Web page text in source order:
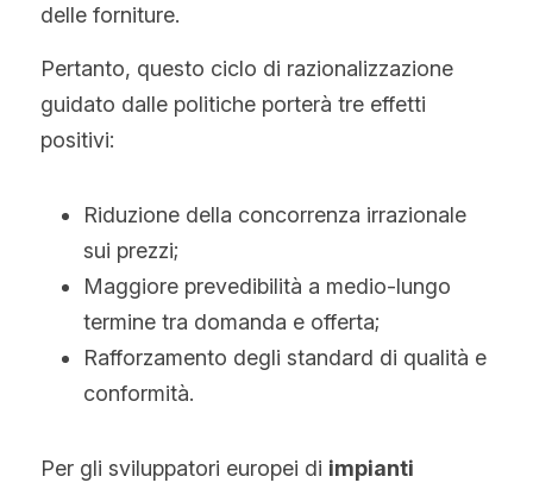
delle forniture.
Pertanto, questo ciclo di razionalizzazione
guidato dalle politiche porterà tre effetti
positivi:
Riduzione della concorrenza irrazionale
sui prezzi;
Maggiore prevedibilità a medio-lungo
termine tra domanda e offerta;
Rafforzamento degli standard di qualità e
conformità.
Per gli sviluppatori europei di impianti